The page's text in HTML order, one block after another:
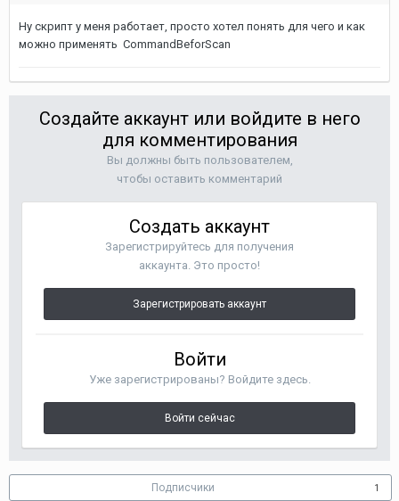
Ну скрипт у меня работает, просто хотел понять для чего и как
можно применять CommandBeforScan
Создайте аккаунт или войдите в него
для комментирования
Вы должны быть пользователем,
чтобы оставить комментарий
Создать аккаунт
Зарегистрируйтесь для получения
аккаунта. Это просто!
Зарегистрировать аккаунт
Войти
Уже зарегистрированы? Войдите здесь.
Войти сейчас
Подписчики 1